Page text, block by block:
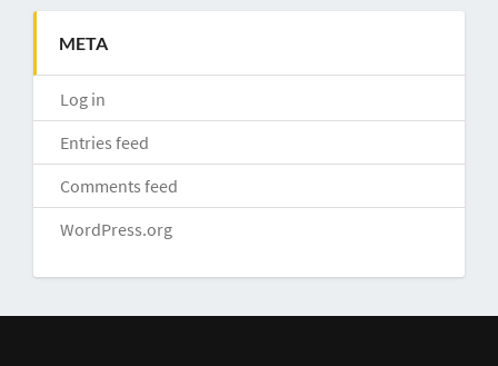
META
Log in
Entries feed
Comments feed
WordPress.org